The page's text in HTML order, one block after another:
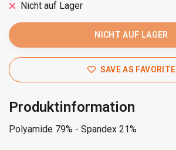
Nicht auf Lager
NICHT AUF LAGER
SAVE AS FAVORITE
Produktinformation
Polyamide 79% - Spandex 21%